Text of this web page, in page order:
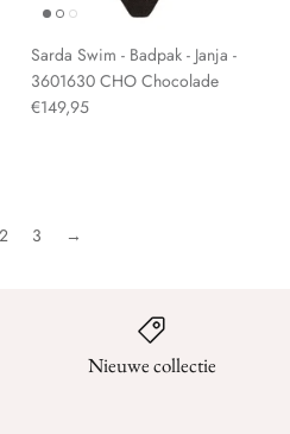
Sarda Swim - Badpak - Janja -
3601630 CHO Chocolade
€149,95
2 3 →
Nieuwe collectie